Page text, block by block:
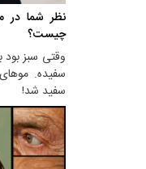
نظر شما در
چیست؟
وقتی سبز
سفیده.
سفید شد!